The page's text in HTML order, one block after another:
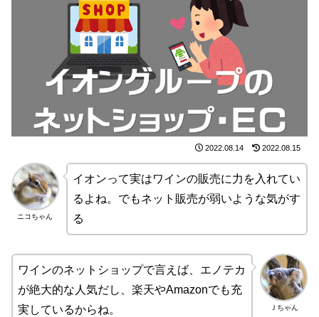
2022.08.14 2022.08.15
ニコちゃん
イオンって実はワインの販売に力を入れてい
るよね。でもネット販売が弱いような気がす
る
Ｊちゃん
ワインのネットショップで言えば、エノテカ
が絶大的な人気だし、楽天やAmazonでも充
実しているからね。